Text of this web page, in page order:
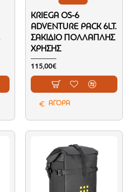
KRIEGA OS-6
ADVENTURE PACK 6LT.
ΣΑΚΊΔΙΟ ΠΟΛΛΑΠΛΉΣ
ΧΡΉΣΗΣ
115,00€
ΑΓΟΡΑ